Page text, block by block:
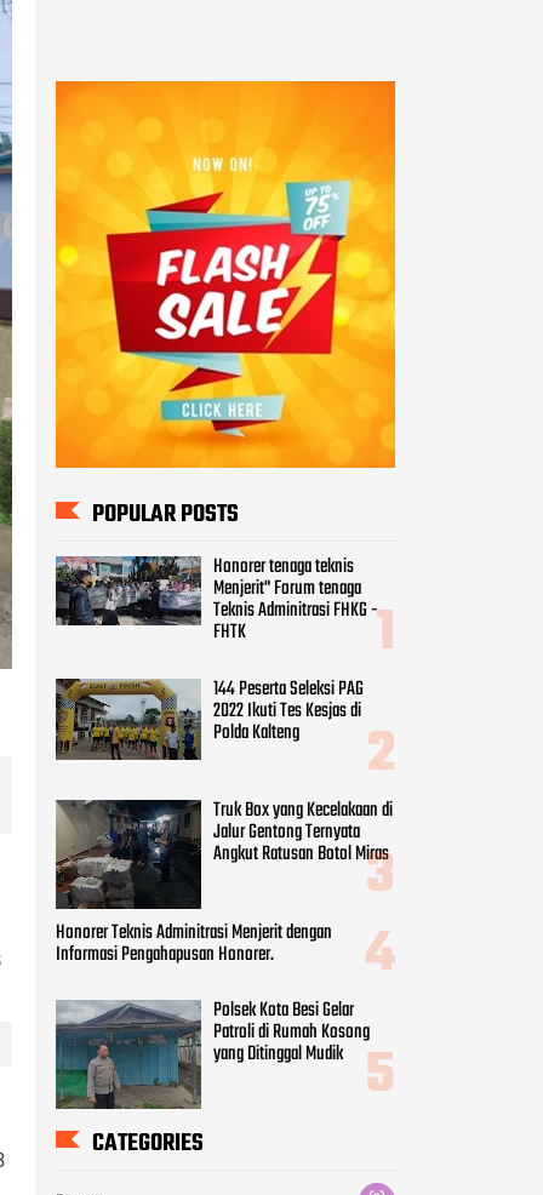
POPULAR POSTS
Honorer tenaga teknis
Menjerit" Forum tenaga
Teknis Adminitrasi FHKG -
FHTK
144 Peserta Seleksi PAG
2022 Ikuti Tes Kesjas di
Truk Box yang Kecelakaan di
Jalur Gentong Ternyata
Angkut Ratusan Botol Miras
Honorer Teknis Adminitrasi Menjerit dengan
Informasi Pengahapusan Honorer.
yang Ditinggal Mudik
CATEGORIES
Beauty (8)
Business
Economy (9)
Education
Election